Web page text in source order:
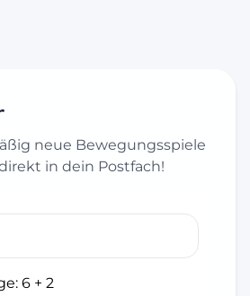
neue Bewegungsspiele
in dein Postfach!
6 + 2